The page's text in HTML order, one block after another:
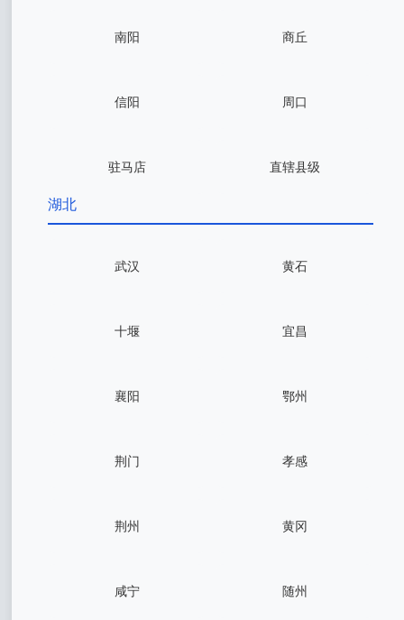
南阳 商丘
信阳 周口
驻马店 直辖县级
湖北
武汉 黄石
十堰 宜昌
襄阳 鄂州
荆门 孝感
荆州 黄冈
咸宁 随州